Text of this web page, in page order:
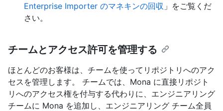
Enterprise Importer のマネキンの回収 」をご覧くだ
さい。
チームとアクセス許可を管理する
ほとんどのお客様は、チームを使ってリポジトリへのアク
セスを管理します。 チームでは、Mona に直接リポジト
リへのアクセス権を付与する代わりに、エンジニアリング
チームに Mona を追加し、エンジニアリング チーム全員